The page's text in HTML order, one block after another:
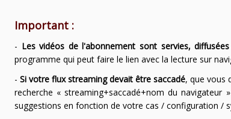
Important :
- Les vidéos de l'abonnement sont servies,
programme qui peut faire le lien avec la lecture sur
- Si votre flux streaming devait être saccadé, que vous
recherche « streaming+saccadé+nom du
suggestions en fonction de votre cas / configuration /